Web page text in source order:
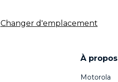
Changer d'emplacement
À propos
Motorola